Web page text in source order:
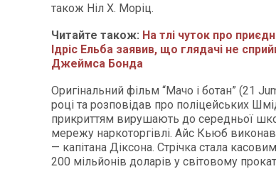
також Ніл Х. Моріц.
Читайте також: На тлі чуток про
Ідріс Ельба заявив, що глядачі не
Джеймса Бонда
Оригінальний фільм “Мачо і ботан” (21
році та розповідав про поліцейських
прикриттям вирушають до середньої
мережу наркоторгівлі. Айс Кьюб
— капітана Діксона. Стрічка стала
200 мільйонів доларів у світовому